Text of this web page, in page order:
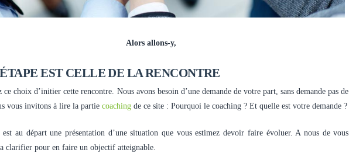
Alors allons-y,
ÉTAPE EST CELLE DE LA RENCONTRE
ce choix d’initier cette rencontre. Nous avons besoin d’une demande de votre part, sans demande pas de
vous invitons à lire la partie coaching de ce site : Pourquoi le coaching ? Et quelle est votre demande ?
est au départ une présentation d’une situation que vous estimez devoir faire évoluer. A nous de vous
clarifier pour en faire un objectif atteignable.